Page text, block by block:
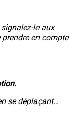
le aux
en compte
se déplaçant…